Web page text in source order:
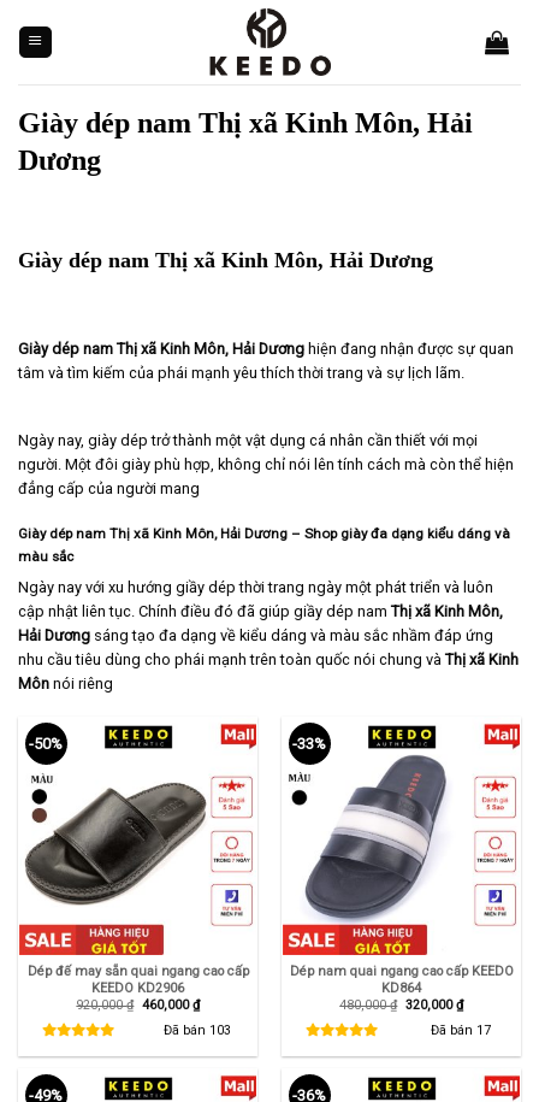
content
Giày dép nam Thị xã Kinh Môn, Hải
Dương
Giày dép nam Thị xã Kinh Môn, Hải Dương
Giày dép nam Thị xã Kinh Môn, Hải Dương hiện đang nhận được sự quan
tâm và tìm kiếm của phái mạnh yêu thích thời trang và sự lịch lãm.
Ngày nay, giày dép trở thành một vật dụng cá nhân cần thiết với mọi
người. Một đôi giày phù hợp, không chỉ nói lên tính cách mà còn thể hiện
đẳng cấp của người mang
Giày dép nam Thị xã Kinh Môn, Hải Dương – Shop giày đa dạng kiểu dáng và
màu sắc
Ngày nay với xu hướng giầy dép thời trang ngày một phát triển và luôn
cập nhật liên tục. Chính điều đó đã giúp giầy dép nam Thị xã Kinh Môn,
Hải Dương sáng tạo đa dạng về kiểu dáng và màu sắc nhầm đáp ứng
nhu cầu tiêu dùng cho phái mạnh trên toàn quốc nói chung và Thị xã Kinh
Môn nói riêng
-50%
Dép đế may sẵn quai ngang cao cấp
KEEDO KD2906
920,000₫ Giá
460,000₫Giá
hiện
tại
Đã bán 103
-33%
Dép nam quai ngang cao cấp KEEDO
KD864
480,000₫ Giá
320,000₫Giá
hiện
tại
Đã bán 17
-49% -36%